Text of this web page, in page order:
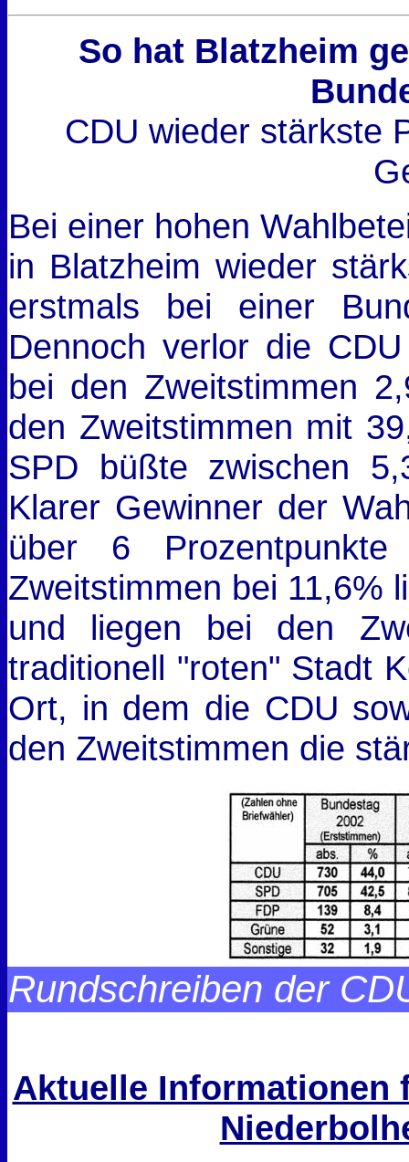
So hat Blatzheim
CDU wieder stärkste
Bei einer hohen
in Blatzheim wieder
erstmals bei einer
Dennoch verlor die
bei den Zweitstimmen
den Zweitstimmen mit
SPD büßte zwischen
Klarer Gewinner der
über 6
Zweitstimmen bei 11,6%
und liegen bei den
traditionell "roten" Stadt
Ort, in dem die CDU
den Zweitstimmen die
Rundschreiben der
Aktuelle Informationen